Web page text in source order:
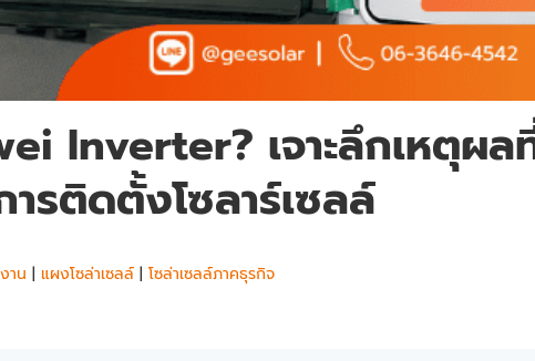
Inverter? เจาะลึกเหตุผล
ารติดตั้งโซลาร์เซลล์
าน | แผงโซล่าเซลล์ | โซล่าเซลล์ภาคธุรกิจ